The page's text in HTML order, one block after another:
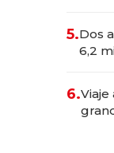
5.Dos
6,2
6.Viaje